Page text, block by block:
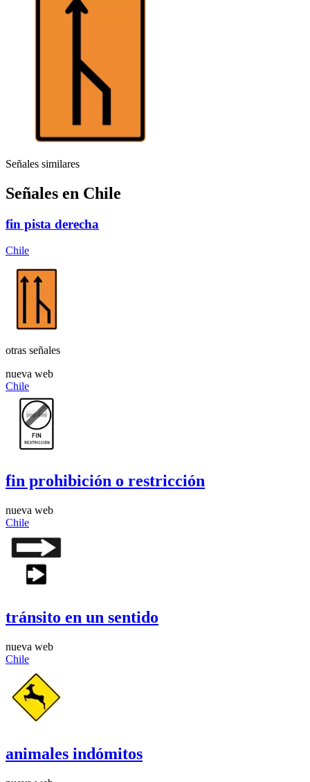
Señales similares
Señales en Chile
fin pista derecha
Chile
otras señales
nueva web
Chile
fin prohibición o restricción
nueva web
Chile
tránsito en un sentido
nueva web
Chile
animales indómitos